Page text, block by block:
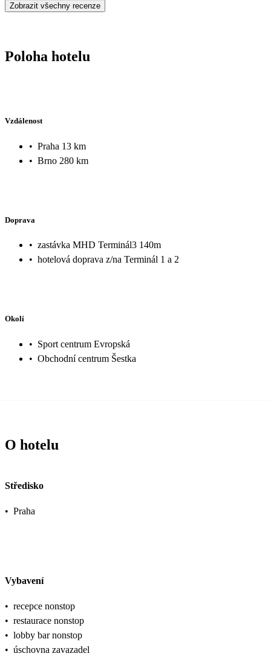
Zobrazit všechny recenze
Poloha hotelu
Vzdálenost
• Praha 13 km
• Brno 280 km
Doprava
• zastávka MHD Terminál3 140m
• hotelová doprava z/na Terminál 1 a 2
Okolí
• Sport centrum Evropská
• Obchodní centrum Šestka
O hotelu
Středisko
• Praha
Vybavení
• recepce nonstop
• restaurace nonstop
• lobby bar nonstop
• úschovna zavazadel